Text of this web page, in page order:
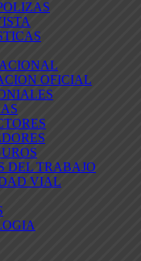
OFICIAL
DEL TRABAJO
VIAL